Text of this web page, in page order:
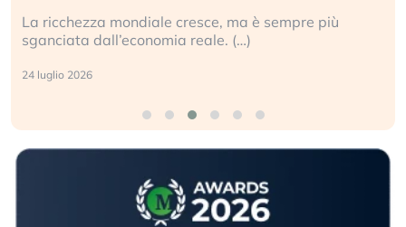
La ricchezza mondiale cresce, ma è sempre più
sganciata dall’economia reale. (…)
24 luglio 2026